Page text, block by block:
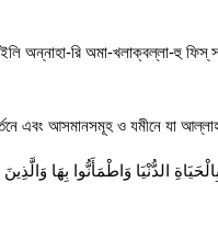
অন্নাহা-রি অমা-খলাক্বল্লা-হু
এবং আসমানসমূহ ও যমীনে যা
الدُّنْيَا وَاطْمَأَنُّوا بِهَا وَالَّذِينَ